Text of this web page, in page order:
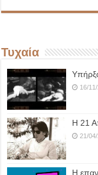
Τυχαία
16/
Η 21
21/
Η